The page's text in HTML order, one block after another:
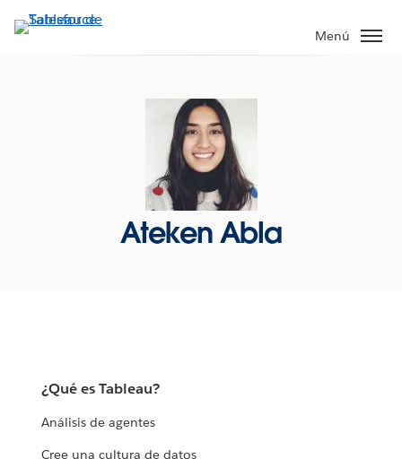
Menú
Ateken Abla
¿Qué es Tableau?
Análisis de agentes
Cree una cultura de datos